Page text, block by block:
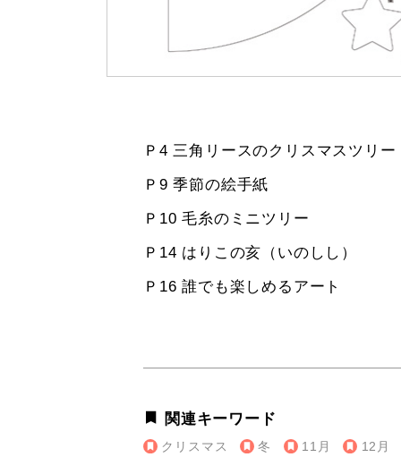
Ｐ4 三角リースのクリスマスツリー
Ｐ9 季節の絵手紙
Ｐ10 毛糸のミニツリー
Ｐ14 はりこの亥（いのしし）
Ｐ16 誰でも楽しめるアート
関連キーワード
クリスマス 冬 11月 12月